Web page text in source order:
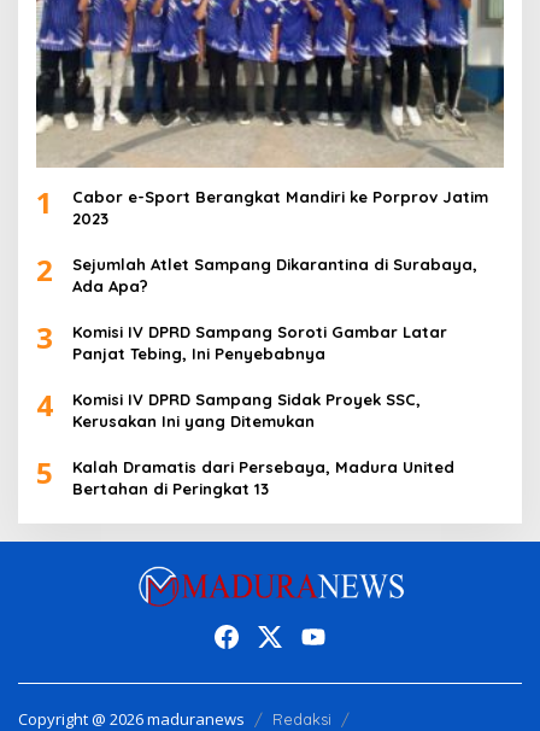
1
Cabor e-Sport Berangkat Mandiri ke Porprov Jatim
2023
2
Sejumlah Atlet Sampang Dikarantina di Surabaya,
Ada Apa?
3
Komisi IV DPRD Sampang Soroti Gambar Latar
Panjat Tebing, Ini Penyebabnya
4
Komisi IV DPRD Sampang Sidak Proyek SSC,
Kerusakan Ini yang Ditemukan
5
Kalah Dramatis dari Persebaya, Madura United
Bertahan di Peringkat 13
Copyright @ 2026 maduranews
Redaksi